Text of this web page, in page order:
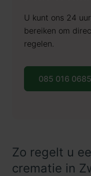
U kunt ons 24
bereiken om
regelen.
085 016 0685
Zo regelt u
crematie in